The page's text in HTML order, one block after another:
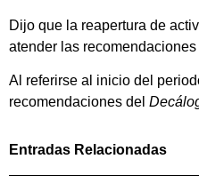
Dijo que la reapertura de
atender las
Al referirse al inicio del
recomendaciones del
Entradas Relacionadas